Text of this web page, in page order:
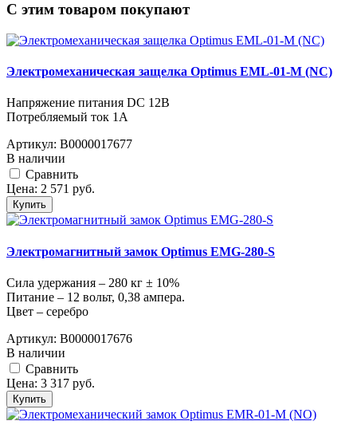
C этим товаром покупают
Электромеханическая защелка Optimus EML-01-M (NC)
Напряжение питания DC 12В
Потребляемый ток 1A
Артикул: В0000017677
В наличии
Cравнить
Цена: 2 571 руб.
Купить
Электромагнитный замок Optimus EMG-280-S
Сила удержания – 280 кг ± 10%
Питание – 12 вольт, 0,38 ампера.
Цвет – серебро
Артикул: В0000017676
В наличии
Cравнить
Цена: 3 317 руб.
Купить